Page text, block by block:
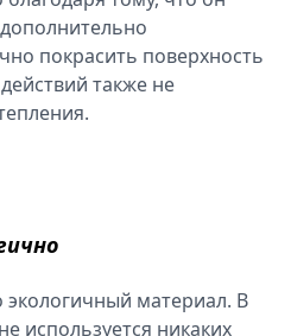
покрасить поверхность
также не
экологичный материал. В
используется никаких